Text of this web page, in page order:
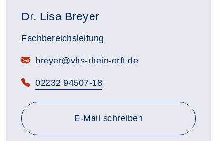
Dr. Lisa Breyer
Fachbereichsleitung
E-Mail:breyer@vhs-rhein-erft.de
Telefon:
02232 94507-18
E-Mail schreiben